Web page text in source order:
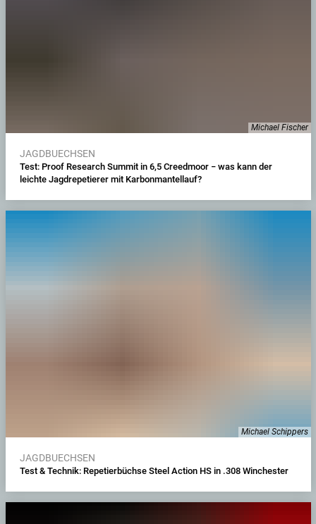
Michael Fischer
JAGDBUECHSEN
Test: Proof Research Summit in 6,5 Creedmoor − was kann der
leichte Jagdrepetierer mit Karbonmantellauf?
Michael Schippers
JAGDBUECHSEN
Test & Technik: Repetierbüchse Steel Action HS in .308 Winchester